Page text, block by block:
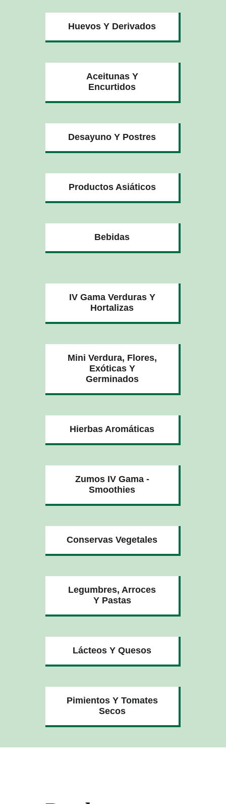
Huevos Y Derivados
Aceitunas Y
Encurtidos
Desayuno Y Postres
Productos Asiáticos
Bebidas
IV Gama Verduras Y
Hortalizas
Mini Verdura, Flores,
Exóticas Y
Germinados
Hierbas Aromáticas
Zumos IV Gama -
Smoothies
Conservas Vegetales
Legumbres, Arroces
Y Pastas
Lácteos Y Quesos
Pimientos Y Tomates
Secos